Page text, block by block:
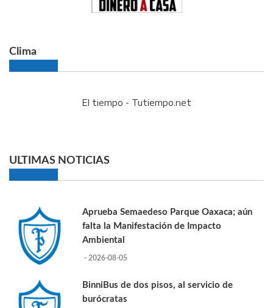
Clima
El tiempo - Tutiempo.net
ULTIMAS NOTICIAS
Aprueba Semaedeso Parque Oaxaca; aún
falta la Manifestación de Impacto
Ambiental
- 2026-08-05
BinniBus de dos pisos, al servicio de
burócratas